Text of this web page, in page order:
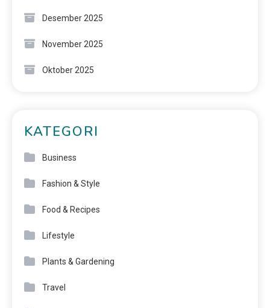
Desember 2025
November 2025
Oktober 2025
KATEGORI
Business
Fashion & Style
Food & Recipes
Lifestyle
Plants & Gardening
Travel